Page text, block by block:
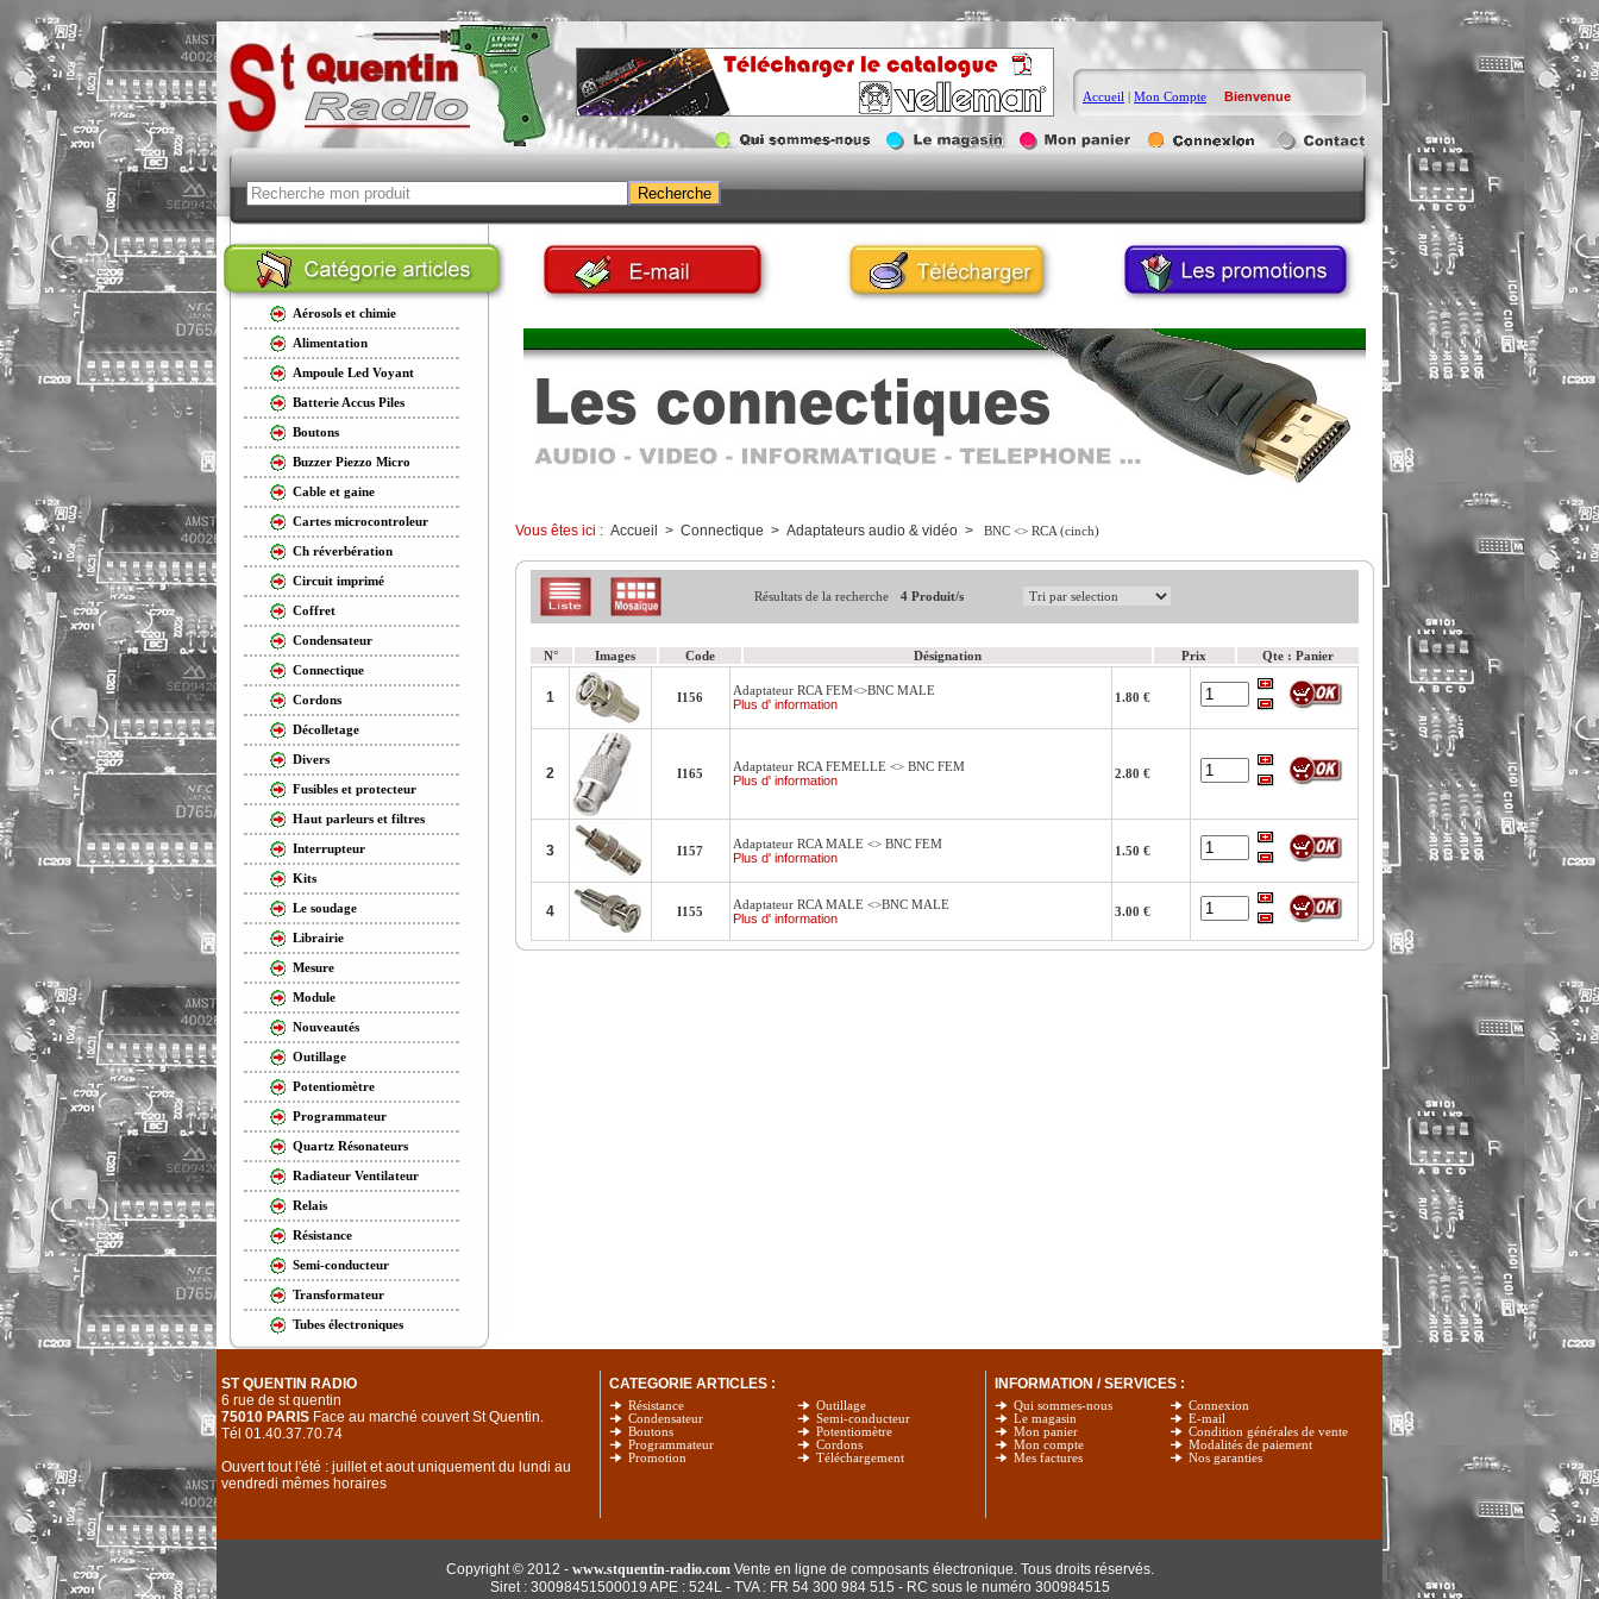
Accueil | Mon Compte Bienvenue
Aérosols et chimie
Alimentation
Ampoule Led Voyant
Batterie Accus Piles
Boutons
Buzzer Piezzo Micro
Cable et gaine
Cartes microcontroleur
Ch réverbération
Circuit imprimé
Coffret
Condensateur
Connectique
Cordons
Décolletage
Divers
Fusibles et protecteur
Haut parleurs et filtres
Interrupteur
Kits
Le soudage
Librairie
Mesure
Module
Nouveautés
Outillage
Potentiomètre
Programmateur
Quartz Résonateurs
Radiateur Ventilateur
Relais
Résistance
Semi-conducteur
Transformateur
Tubes électroniques
Vous êtes ici : Accueil > Connectique > Adaptateurs audio & vidéo> BNC <> RCA (cinch)
Résultats de la recherche 4 Produit/s
N° Images Code Désignation Prix Qte : Panier
1 I156
Adaptateur RCA FEM<>BNC MALE
Plus d' information
1.80 €
2 I165
Adaptateur RCA FEMELLE <> BNC FEM
Plus d' information
2.80 €
3 I157
Adaptateur RCA MALE <> BNC FEM
Plus d' information
1.50 €
4 I155
Adaptateur RCA MALE <>BNC MALE
Plus d' information
3.00 €
ST QUENTIN RADIO
6 rue de st quentin
75010 PARIS Face au marché couvert St Quentin.
Tél 01.40.37.70.74
Ouvert tout l'été : juillet et aout uniquement du lundi au
vendredi mêmes horaires
CATEGORIE ARTICLES :
Résistance
Condensateur
Boutons
Programmateur
Promotion
Outillage
Semi-conducteur
Potentiomètre
Cordons
Téléchargement
INFORMATION / SERVICES :
Qui sommes-nous
Le magasin
Mon panier
Mon compte
Mes factures
Connexion
E-mail
Condition générales de vente
Modalités de paiement
Nos garanties
Copyright © 2012 - www.stquentin-radio.comVente en ligne de composants électronique. Tous droits réservés.
Siret : 30098451500019 APE : 524L - TVA : FR 54 300 984 515 - RC sous le numéro 300984515